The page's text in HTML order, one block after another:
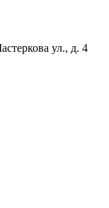
ул., д. 4